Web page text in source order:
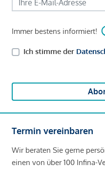
Immer bestens informiert!
Ich stimme der
Termin vereinbaren
Wir beraten Sie gerne
einen von über 100 Infina-